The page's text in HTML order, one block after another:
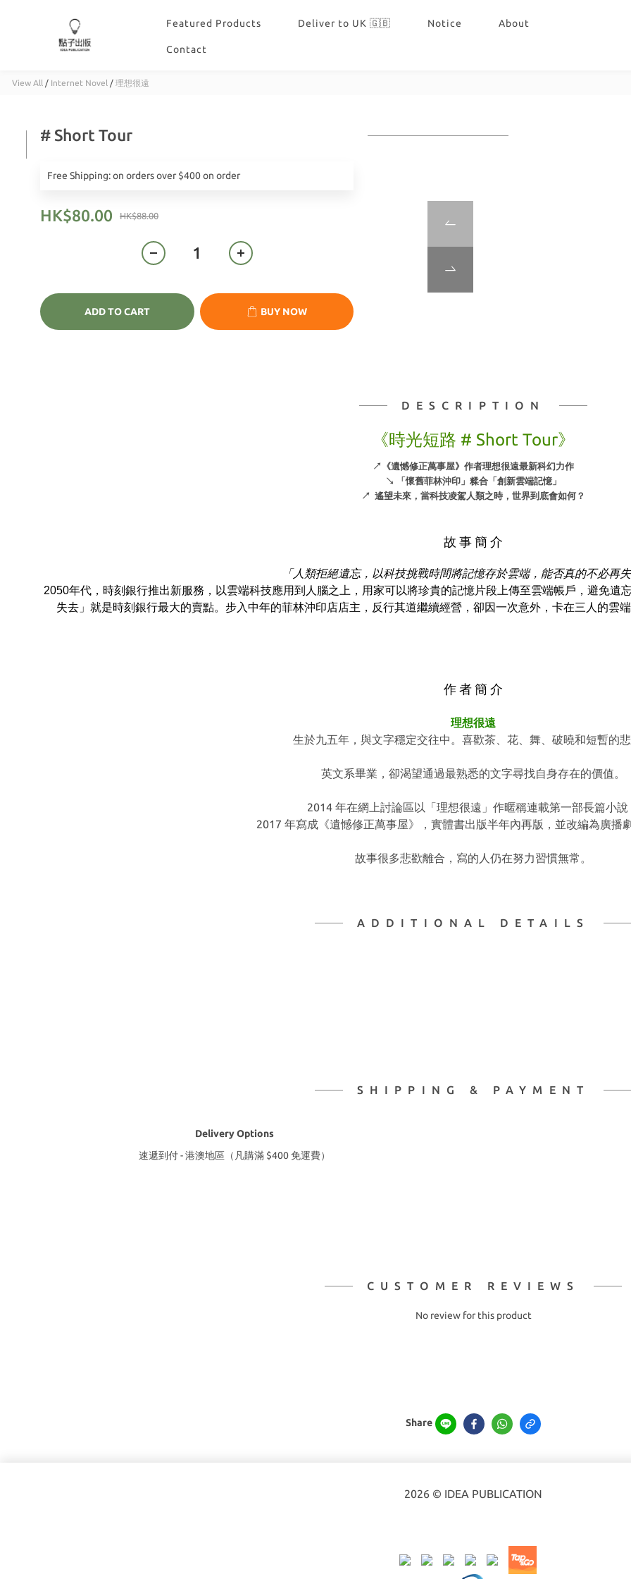
Featured Products Deliver to UK 🇬🇧 Notice About
Contact
View All / Internet Novel / 理想很遠
# Short Tour
Free Shipping: on orders over $400 on order
HK$88.00
HK$80.00
ADD TO CART BUY NOW
DESCRIPTION
《時光短路 # Short Tour》
↗《遺憾修正萬事屋》作者理想很遠最新科幻力作
↘ 「懷舊菲林沖印」糅合「創新雲端記憶」
↗ 遙望未來，當科技凌駕人類之時，世界到底會如何？
故 事 簡 介
「人類拒絕遺忘，以科技挑戰時間將記憶存於雲端，能否真的不必再失
2050年代，時刻銀行推出新服務，以雲端科技應用到人腦之上，用家可以將珍貴的記憶片段上傳至雲端帳戶，避免遺
失去」就是時刻銀行最大的賣點。步入中年的菲林沖印店店主，反行其道繼續經營，卻因一次意外，卡在三人的雲
作 者 簡 介
理想很遠
生於九五年，與文字穩定交往中。 喜歡茶、花、舞、破曉和短暫的悲
英文系畢業，卻渴望通過最熟悉的文字尋找自身存在的價值。
2014 年在網上討論區以「理想很遠」作暱稱連載第一部長篇小說
2017 年寫成《遺憾修正萬事屋》， 實體書出版半年內再版，並改編為廣播
故事很多悲歡離合，寫的人仍在努力習慣無常。
ADDITIONAL DETAILS
SHIPPING & PAYMENT
Delivery Options
速遞到付 - 港澳地區（凡購滿 $400 免運費）
CUSTOMER REVIEWS
No review for this product
Share
2026 © IDEA PUBLICATION